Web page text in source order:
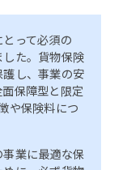
って必須の
した。貨物保険
し、事業の安
保障型と限定
や保険料につ
業に最適な保